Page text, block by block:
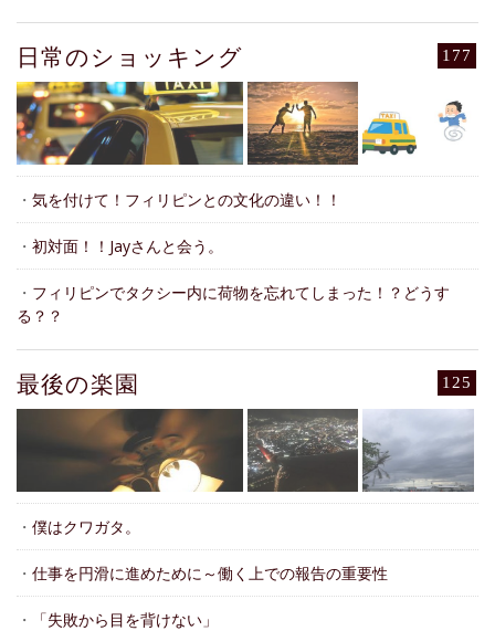
177
日常のショッキング
・ 気を付けて！フィリピンとの文化の違い！！
・ 初対面！！Jayさんと会う。
・ フィリピンでタクシー内に荷物を忘れてしまった！？どうす
る？？
125
最後の楽園
・ 僕はクワガタ。
・ 仕事を円滑に進めために～働く上での報告の重要性
・ 「失敗から目を背けない」